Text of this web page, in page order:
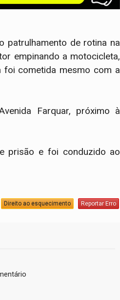
patrulhamento de rotina na
empinando a motocicleta,
foi cometida mesmo com a
Farquar, próximo à
prisão e foi conduzido ao
Direito ao esquecimento Reportar Erro